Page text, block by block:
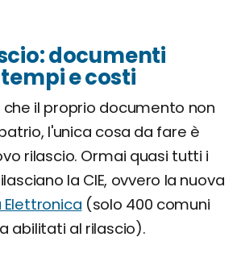
documenti
e costi
che il proprio documento non
l'unica cosa da fare è
rilascio. Ormai quasi tutti i
la CIE, ovvero la nuova
(solo 400 comuni
abilitati al rilascio).